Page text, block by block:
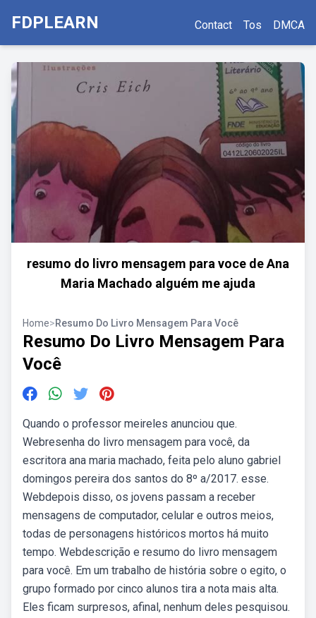
FDPLEARN Contact Tos DMCA
resumo do livro mensagem para voce de Ana
Maria Machado alguém me ajuda
Home>Resumo Do Livro Mensagem Para Você
Resumo Do Livro Mensagem Para
Você
Quando o professor meireles anunciou que.
Webresenha do livro mensagem para você, da
escritora ana maria machado, feita pelo aluno gabriel
domingos pereira dos santos do 8º a/2017. esse.
Webdepois disso, os jovens passam a receber
mensagens de computador, celular e outros meios,
todas de personagens históricos mortos há muito
tempo. Webdescrição e resumo do livro mensagem
para você. Em um trabalho de história sobre o egito, o
grupo formado por cinco alunos tira a nota mais alta.
Eles ficam surpresos, afinal, nenhum deles pesquisou.